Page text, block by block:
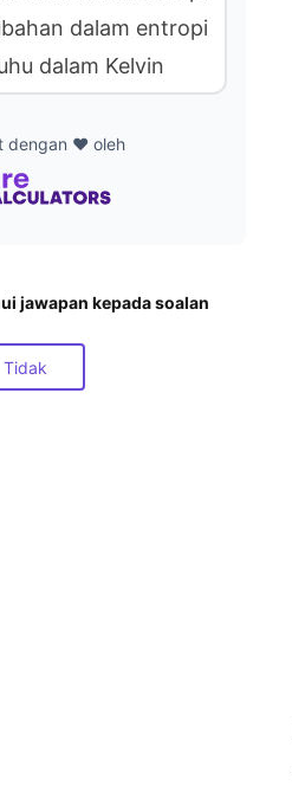
dalam entropi
dalam Kelvin
dengan ❤️ oleh
jawapan kepada soalan
Tidak